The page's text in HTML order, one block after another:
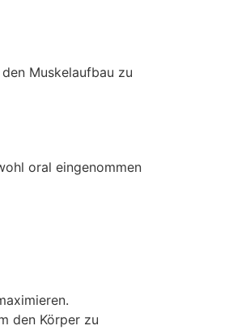
Muskelaufbau zu
oral eingenommen
den Körper zu